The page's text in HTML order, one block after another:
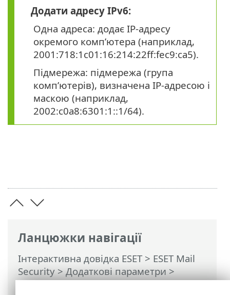
Ланцюжки навігації
Інтерактивна довідка ESET> ESET Mail
Security>Додаткові параметри>
Захист пристрою>Захист доступу до
Додати адресу IPv6:
Одна адреса: додає IP-адресу
окремого комп’ютера (наприклад,
2001:718:1c01:16:214:22ff:fec9:ca5).
Підмережа: підмережа (група
комп’ютерів), визначена IP-адресою і
маскою (наприклад,
2002:c0a8:6301:1::1/64).